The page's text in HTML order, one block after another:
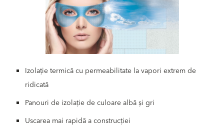
Izolație termică cu permeabilitate la vapori extrem de
ridicată
Panouri de izolație de culoare albă și gri
Uscarea mai rapidă a construcției